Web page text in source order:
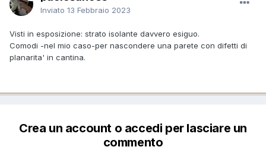
Inviato 13 Febbraio 2023
Visti in esposizione: strato isolante davvero esiguo.
Comodi -nel mio caso-per nascondere una parete con difetti di
planarita' in cantina.
Crea un account o accedi per lasciare un
commento